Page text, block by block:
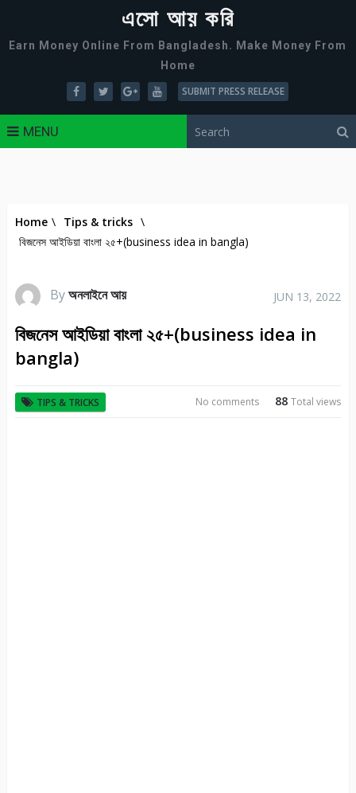
এসো আয় করি
Earn Money Online From Bangladesh. Make Money From
Home
SUBMIT PRESS RELEASE
MENU
Home \ Tips & tricks \
বিজনেস আইডিয়া বাংলা ২৫+(business idea in bangla)
Byঅনলাইনে আয় JUN 13, 2022
বিজনেস আইডিয়া বাংলা ২৫+(business idea in
bangla)
TIPS & TRICKS 88Total views
No comments